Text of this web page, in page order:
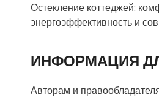
Остекление коттеджей:
энергоэффективность и
ИНФОРМАЦИЯ
Авторам и